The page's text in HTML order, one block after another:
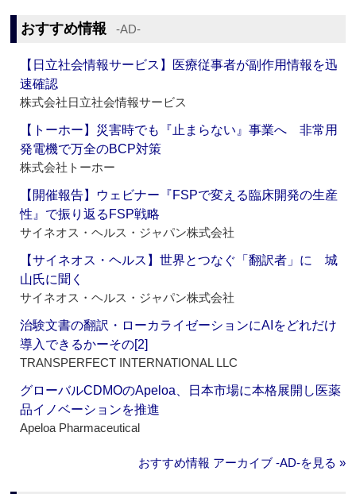
おすすめ情報 ‐AD‐
【日立社会情報サービス】医療従事者が副作用情報を迅
速確認
株式会社日立社会情報サービス
【トーホー】災害時でも『止まらない』事業へ 非常用
発電機で万全のBCP対策
株式会社トーホー
【開催報告】ウェビナー『FSPで変える臨床開発の生産
性』で振り返るFSP戦略
サイネオス・ヘルス・ジャパン株式会社
【サイネオス・ヘルス】世界とつなぐ「翻訳者」に 城
山氏に聞く
サイネオス・ヘルス・ジャパン株式会社
治験文書の翻訳・ローカライゼーションにAIをどれだけ
導入できるかーその[2]
TRANSPERFECT INTERNATIONAL LLC
グローバルCDMOのApeloa、日本市場に本格展開し医薬
品イノベーションを推進
Apeloa Pharmaceutical
おすすめ情報 アーカイブ ‐AD‐を見る »